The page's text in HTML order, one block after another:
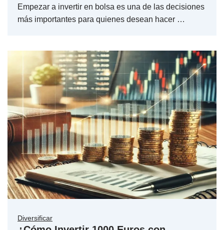
Empezar a invertir en bolsa es una de las decisiones
más importantes para quienes desean hacer …
Diversificar